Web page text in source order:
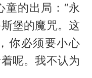
的出局：“永
堡的魔咒。这
你必须要小心
呢。我不认为